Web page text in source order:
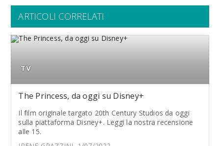
ARTICOLI CORRELATI
TV
The Princess, da oggi su Disney+
Il film originale targato 20th Century Studios da oggi
sulla piattaforma Disney+. Leggi la nostra recensione
alle 15.